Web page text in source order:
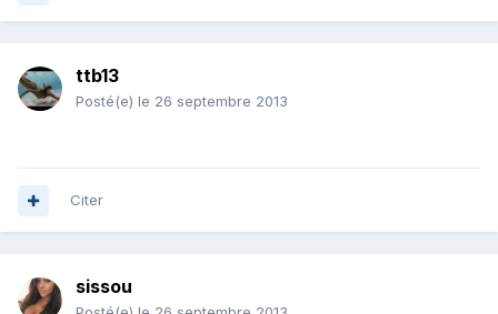
ttb13
Posté(e) le 26 septembre 2013
Citer
sissou